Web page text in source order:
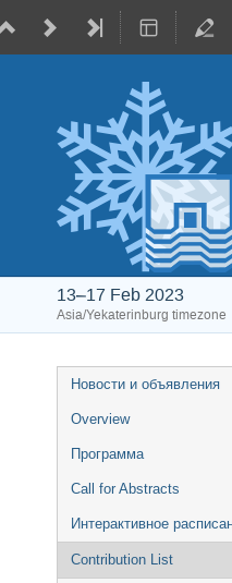
13–17 Feb 2023
Asia/Yekaterinburg timezone
Event
menu
Новости и объявления
Overview
Программа
Call for Abstracts
Интерактивное
Contribution List